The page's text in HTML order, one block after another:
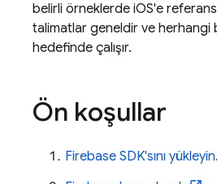
belirli örneklerde iOS'e
talimatlar geneldir ve herhangi
hedefinde çalışır.
Ön koşullar
Firebase SDK'sını yükleyin.